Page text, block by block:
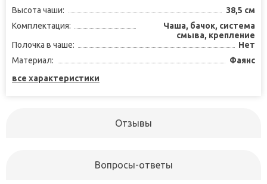
Высота чаши:
38,5 см
Комплектация:
Чаша, бачок, система
смыва, крепление
Полочка в чаше:
Нет
Материал:
Фаянс
все характеристики
Отзывы
Вопросы-ответы